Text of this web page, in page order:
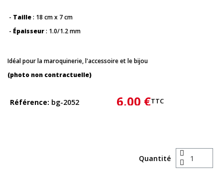
- Taille: 18 cm x 7 cm
- Épaisseur: 1.0/1.2 mm
Idéal pour la maroquinerie, l'accessoire et le bijou
(photo non contractuelle)
Référence bg-2052 6,00 €TTC
Quantité